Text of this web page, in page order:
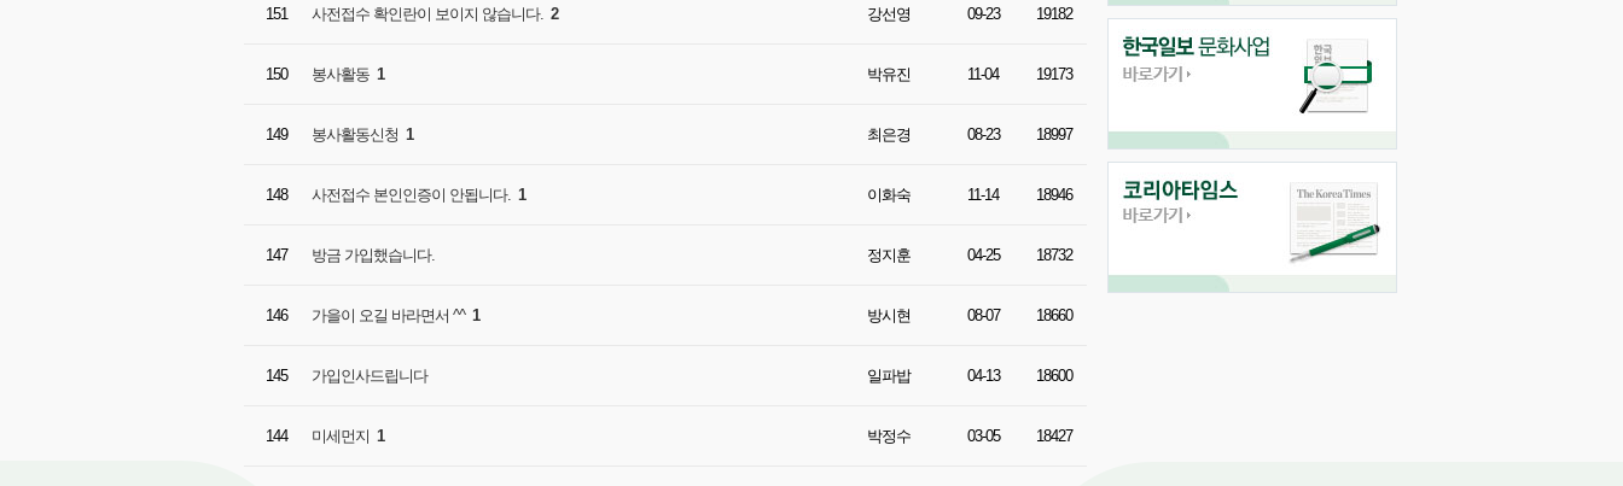
151 사전접수 확인란이 보이지 않습니다. 2 강선영 09-23 19182
150 봉사활동 1 박유진 11-04 19173
149 봉사활동신청 1 최은경 08-23 18997
148 사전접수 본인인증이 안됩니다. 1 이화숙 11-14 18946
147 방금 가입했습니다. 정지훈 04-25 18732
146 가을이 오길 바라면서 ^^ 1 방시현 08-07 18660
145 가입인사드립니다 일파밥 04-13 18600
144 미세먼지 1 박정수 03-05 18427